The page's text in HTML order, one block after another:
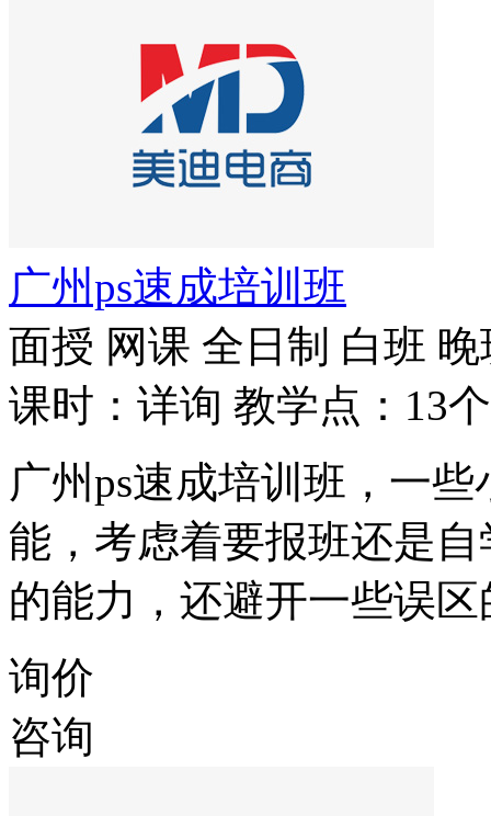
广州ps速成培训班
面授 网课 全日制 白班 晚
课时：详询 教学点：13个
广州ps速成培训班，一
能，考虑着要报班还是
的能力，还避开一些误
询价
咨询